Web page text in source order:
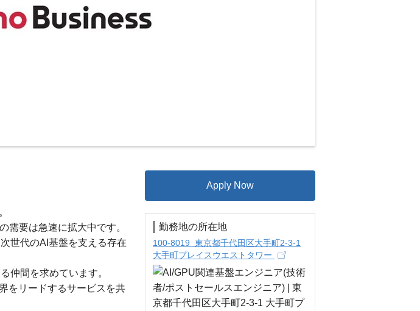
需要は急速に拡大中です。
世代のAI基盤を支える存在
仲間を求めています。
をリードするサービスを共
Apply Now
勤務地の所在地
100-8019 東京都千代田区大手町2-3-1
大手町プレイスウエストタワー